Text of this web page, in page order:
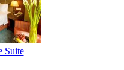
Suite